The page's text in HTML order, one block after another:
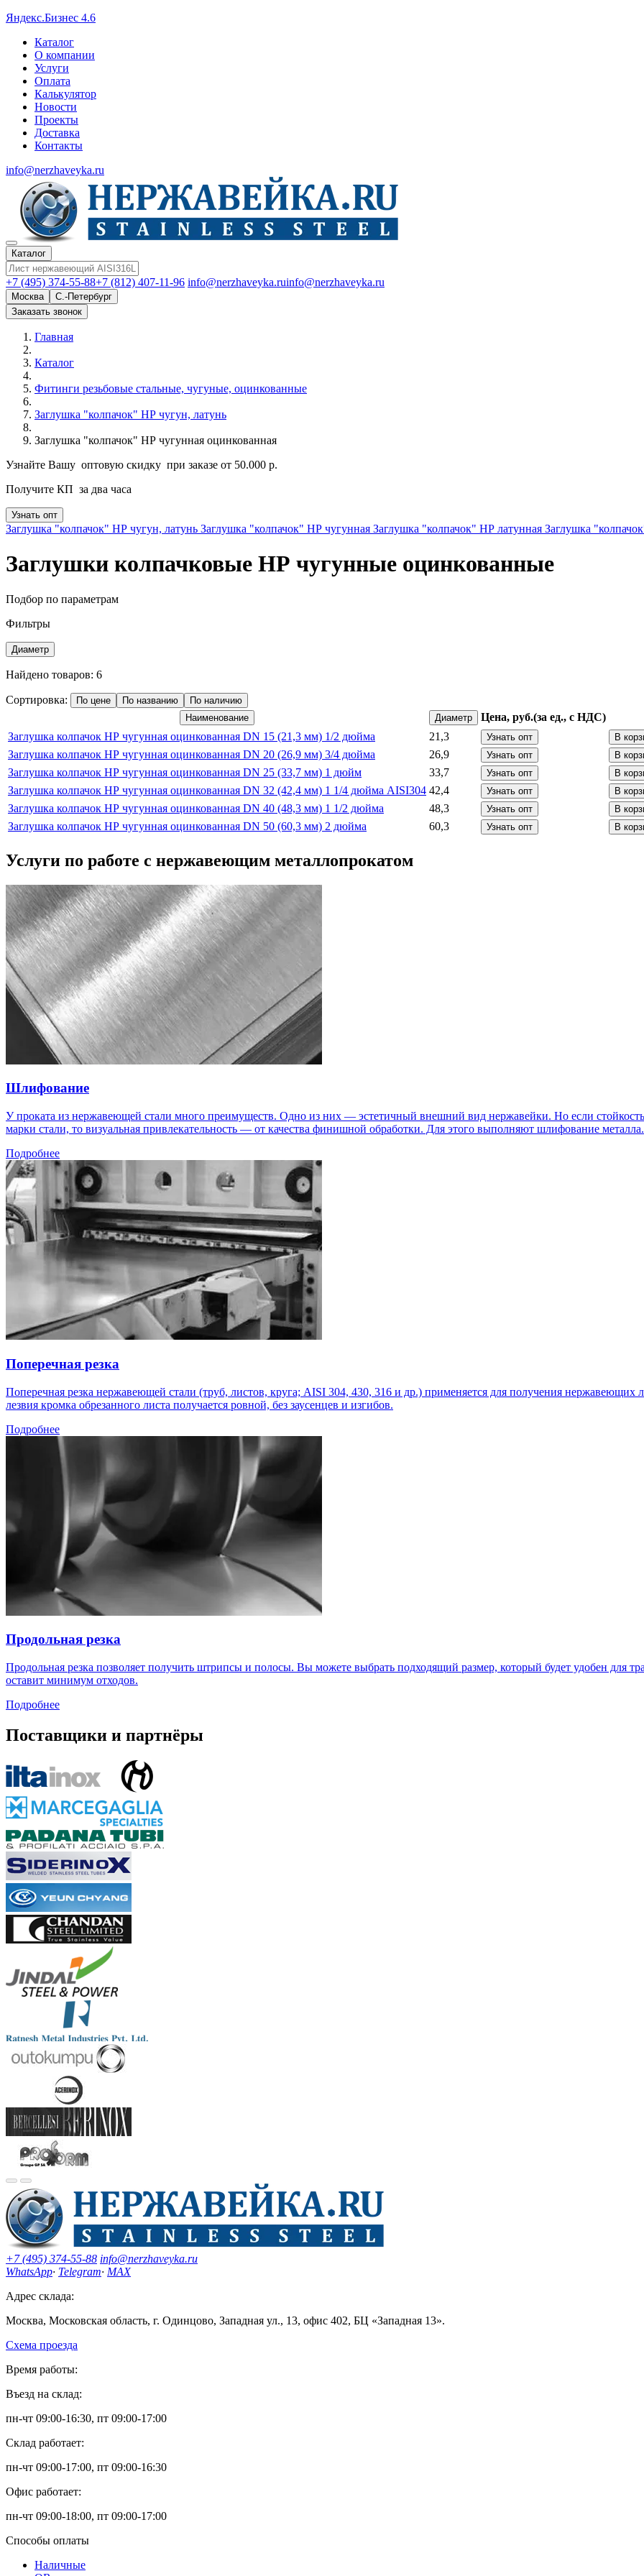
Яндекс.Бизнес 4.6
Каталог
О компании
Услуги
Оплата
Калькулятор
Новости
Проекты
Доставка
Контакты
info@nerzhaveyka.ru
Каталог
+7 (495) 374-55-88+7 (812) 407-11-96 info@nerzhaveyka.ruinfo@nerzhaveyka.ru
Москва
С.-Петербург
Заказать звонок
Главная
Каталог
Фитинги резьбовые стальные, чугуные, оцинкованные
Заглушка "колпачок" НР чугун, латунь
Заглушка "колпачок" НР чугунная оцинкованная
Узнайте Вашу оптовую скидку при заказе от 50.000 р.
Получите КП за два часа
Узнать опт
Заглушка "колпачок" НР чугун, латунь Заглушка "колпачок" НР чугунная Заглушка "колпачок" НР латунная Заглушка
Заглушки колпачковые НР чугунные оцинкованные
Подбор по параметрам
Фильтры
Диаметр
Найдено товаров: 6
Сортировка: По цене По названию
По наличию
Наименование
Диаметр Цена, руб.(за ед., с НДС)
Заглушка колпачок НР чугунная оцинкованная DN 15 (21,3 мм) 1/2 дюйма
21,3 Узнать опт В
Заглушка колпачок НР чугунная оцинкованная DN 20 (26,9 мм) 3/4 дюйма 26,9 Узнать опт В
Заглушка колпачок НР чугунная оцинкованная DN 25 (33,7 мм) 1 дюйм 33,7 Узнать опт В
Заглушка колпачок НР чугунная оцинкованная DN 32 (42,4 мм) 1 1/4 дюйма AISI304 42,4 Узнать опт В
Заглушка колпачок НР чугунная оцинкованная DN 40 (48,3 мм) 1 1/2 дюйма 48,3 Узнать опт В
Заглушка колпачок НР чугунная оцинкованная DN 50 (60,3 мм) 2 дюйма 60,3 Узнать опт В
Услуги по работе с нержавеющим металлопрокатом
Шлифование
У проката из нержавеющей стали много преимуществ. Одно из них — эстетичный внешний вид нержавейки. Но если
марки стали, то визуальная привлекательность — от качества финишной обработки. Для этого выполняют шлифование металла.
Подробнее
Поперечная резка
Поперечная резка нержавеющей стали (труб, листов, круга; AISI 304, 430, 316 и др.) применяется для получения нержавеющих
лезвия кромка обрезанного листа получается ровной, без заусенцев и изгибов.
Подробнее
Продольная резка
Продольная резка позволяет получить штрипсы и полосы. Вы можете выбрать подходящий размер, который будет удобен для
оставит минимум отходов.
Подробнее
Поставщики и партнёры
+7 (495) 374-55-88 info@nerzhaveyka.ru
WhatsApp· Telegram· MAX
Адрес склада:
Москва, Московская область, г. Одинцово, Западная ул., 13, офис 402, БЦ «Западная 13».
Схема проезда
Время работы:
Въезд на склад:
пн-чт 09:00-16:30, пт 09:00-17:00
Склад работает:
пн-чт 09:00-17:00, пт 09:00-16:30
Офис работает:
пн-чт 09:00-18:00, пт 09:00-17:00
Способы оплаты
Наличные